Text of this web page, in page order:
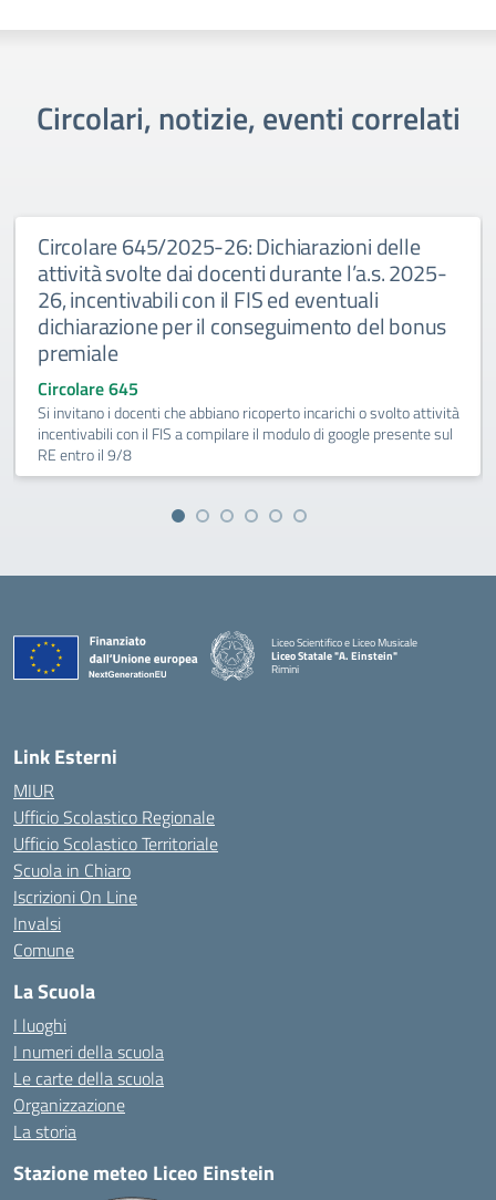
Circolari, notizie, eventi correlati
Circolare 645/2025-26: Dichiarazioni delle
attività svolte dai docenti durante l’a.s. 2025-
26, incentivabili con il FIS ed eventuali
dichiarazione per il conseguimento del bonus
premiale
Circolare 645
Si invitano i docenti che abbiano ricoperto incarichi o svolto attività
incentivabili con il FIS a compilare il modulo di google presente sul
RE entro il 9/8
Liceo Scientifico e Liceo Musicale
Liceo Statale "A. Einstein"
Rimini
Link Esterni
MIUR
Ufficio Scolastico Regionale
Ufficio Scolastico Territoriale
Scuola in Chiaro
Iscrizioni On Line
Invalsi
Comune
La Scuola
I luoghi
I numeri della scuola
Le carte della scuola
Organizzazione
La storia
Stazione meteo Liceo Einstein